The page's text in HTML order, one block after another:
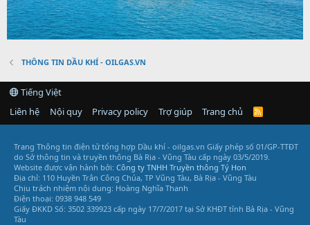
THÔNG TIN DẦU KHÍ - OILGAS.VN
Tiếng Việt
Liên hệ
Nội quy Privacy policy Trợ giúp Trang chủ
R
S
Trang Thông tin điện tử tổng hợp Dầu khí - oilgas.vn Giấy phép số 01/GP-TTĐT
do Sở thông tin và truyền thông Bà Rịa - Vũng Tàu cấp ngày 03/5/2019.
Website được vận hành bởi: Công ty TNHH Truyền thông Tý Hon
Địa chỉ: 110 Huyền Trân Công Chúa, TP Vũng Tàu, Bà Rịa - Vũng Tàu
Chịu trách nhiệm nội dung: Hoàng Nghĩa Thanh
Điện thoại: 0938 948 549
Giấy ĐKKD Số: 3502 339923 cấp ngày 17/7/2017 tại Sở KHĐT tỉnh Bà Rịa - Vũng
Tàu